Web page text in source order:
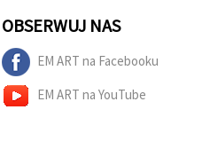
OBSERWUJ NAS
EM ART na Facebooku
EM ART na YouTube